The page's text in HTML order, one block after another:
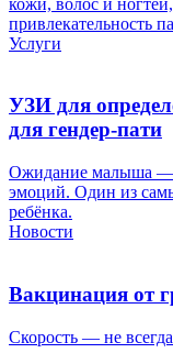
привлекательность
Услуги
УЗИ для
для гендер-пати
Ожидание малыша —
эмоций. Один из
ребёнка.
Новости
Вакцинация от
Скорость — не